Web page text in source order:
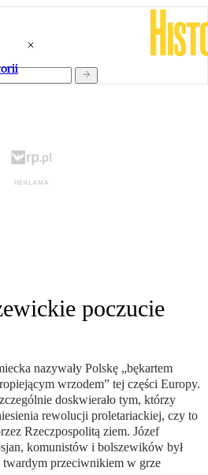
poczucie
nazywały Polskę „bękartem
wrzodem” tej części Europy.
doskwierało tym, którzy
rewolucji proletariackiej, czy to
Rzeczpospolitą ziem. Józef
komunistów i bolszewików był
przeciwnikiem w grze